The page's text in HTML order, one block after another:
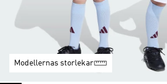
Modellernas storlekar